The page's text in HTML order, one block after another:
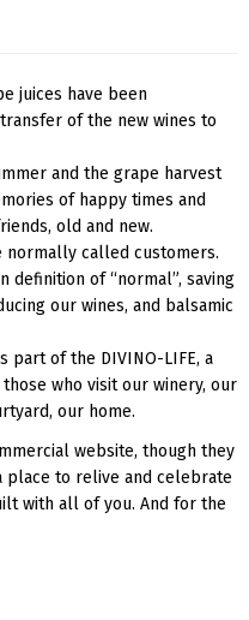
juices have been
of the new wines to
and the grape harvest
of happy times and
old and new.
normally called customers.
definition of “normal”, saving
our wines, and balsamic
part of the DIVINO-LIFE, a
who visit our winery, our
our home.
website, though they
place to relive and celebrate
with all of you. And for the